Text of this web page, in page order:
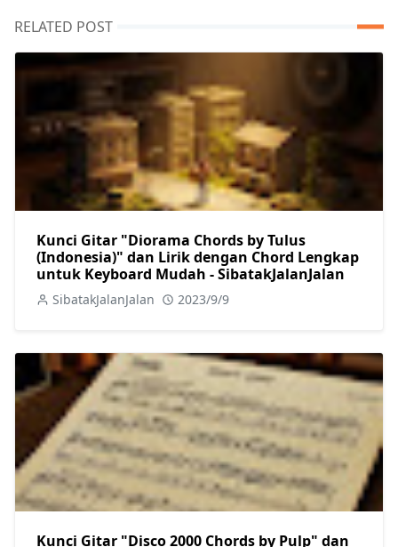
RELATED POST
Kunci Gitar "Diorama Chords by Tulus
(Indonesia)" dan Lirik dengan Chord Lengkap
untuk Keyboard Mudah - SibatakJalanJalan
SibatakJalanJalan 2023/9/9
Kunci Gitar "Disco 2000 Chords by Pulp" dan